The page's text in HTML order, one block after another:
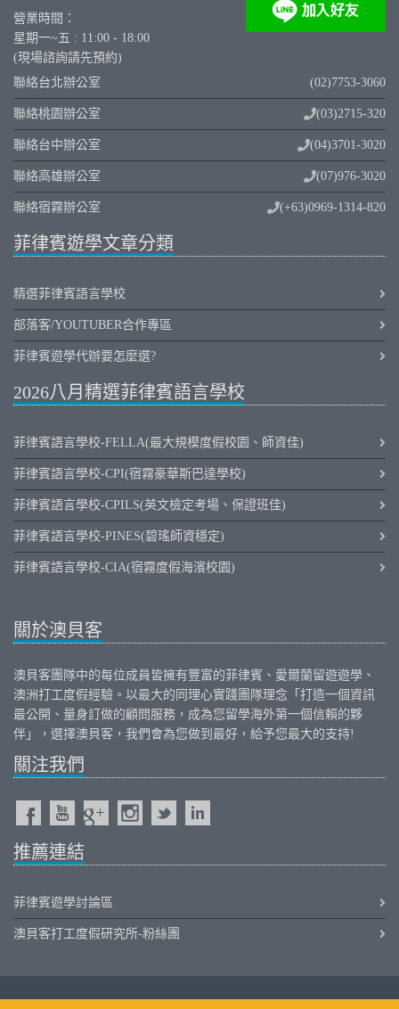
營業時間：
星期一~五 : 11:00 - 18:00
(現場諮詢請先預約)
聯絡台北辦公室
(02)7753-3060
聯絡桃園辦公室 (03)2715-320
聯絡台中辦公室 (04)3701-3020
聯絡高雄辦公室 (07)976-3020
聯絡宿霧辦公室 (+63)0969-1314-820
菲律賓遊學文章分類
精選菲律賓語言學校
部落客/YOUTUBER合作專區
菲律賓遊學代辦要怎麼選?
2026八月精選菲律賓語言學校
菲律賓語言學校-FELLA(最大規模度假校園、師資佳)
菲律賓語言學校-CPI(宿霧豪華斯巴達學校)
菲律賓語言學校-CPILS(英文檢定考場、保證班佳)
菲律賓語言學校-PINES(碧瑤師資穩定)
菲律賓語言學校-CIA(宿霧度假海濱校園)
關於澳貝客
澳貝客團隊中的每位成員皆擁有豐富的菲律賓 、 愛爾蘭留遊遊學、
澳洲打工度假經驗。以最大的同理心實踐團隊理念「打造一個資訊
最公開、量身訂做的顧問服務，成為您留學海外第一個信賴的夥
伴」，選擇澳貝客，我們會為您做到最好，給予您最大的支持!
關注我們
推薦連結
菲律賓遊學討論區
澳貝客打工度假研究所-粉絲團